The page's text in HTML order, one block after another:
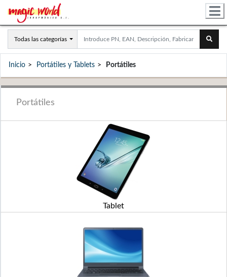
Todas las categorías
Inicio Portátiles y Tablets Portátiles
Portátiles
Tablet